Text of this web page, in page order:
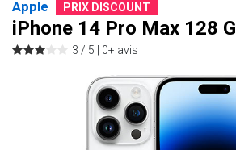
Apple PRIX DISCOUNT
iPhone 14 Pro Max 128
3 / 5 | 0+ avis